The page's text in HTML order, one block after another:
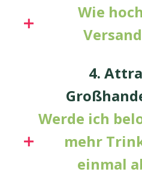
Wie
4.
Werde ich
mehr
einmal